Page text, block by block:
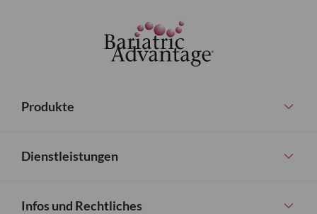
Produkte
Dienstleistungen
Infos und Rechtliches